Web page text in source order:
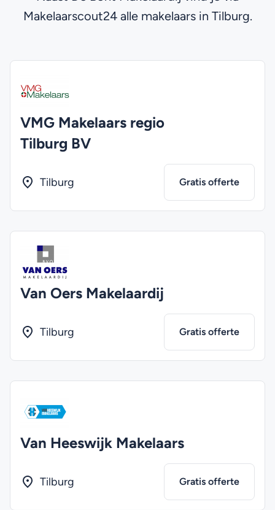
Makelaarscout24 alle makelaars in Tilburg.
VMG Makelaars regio
Tilburg BV
Tilburg Gratis offerte
Van Oers Makelaardij
Tilburg Gratis offerte
Van Heeswijk Makelaars
Tilburg Gratis offerte